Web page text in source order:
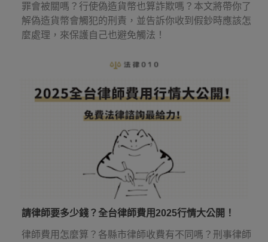
罪會被關嗎？行使偽造貨幣也算詐欺嗎？本文將帶你了
解偽造貨幣會觸犯的刑責，並告訴你收到假鈔時應該怎
麼處理，來保護自己也避免觸法！
請律師要多少錢？全台律師費用2025行情大公開！
律師費用怎麼算？各縣市律師收費有不同嗎？刑事律師